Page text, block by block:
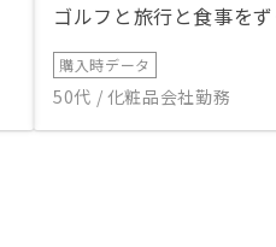
ゴルフと旅行と食事を
購入時データ
50代 / 化粧品会社勤務